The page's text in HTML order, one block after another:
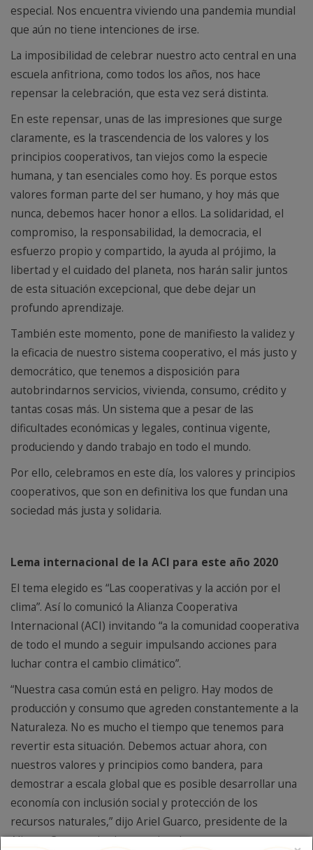
especial. Nos encuentra viviendo una pandemia mundial
que aún no tiene intenciones de irse.
La imposibilidad de celebrar nuestro acto central en una
escuela anfitriona, como todos los años, nos hace
repensar la celebración, que esta vez será distinta.
En este repensar, unas de las impresiones que surge
claramente, es la trascendencia de los valores y los
principios cooperativos, tan viejos como la especie
humana, y tan esenciales como hoy. Es porque estos
valores forman parte del ser humano, y hoy más que
nunca, debemos hacer honor a ellos. La solidaridad, el
compromiso, la responsabilidad, la democracia, el
esfuerzo propio y compartido, la ayuda al prójimo, la
libertad y el cuidado del planeta, nos harán salir juntos
de esta situación excepcional, que debe dejar un
profundo aprendizaje.
También este momento, pone de manifiesto la validez y
la eficacia de nuestro sistema cooperativo, el más justo y
democrático, que tenemos a disposición para
autobrindarnos servicios, vivienda, consumo, crédito y
tantas cosas más. Un sistema que a pesar de las
dificultades económicas y legales, continua vigente,
produciendo y dando trabajo en todo el mundo.
Por ello, celebramos en este día, los valores y principios
cooperativos, que son en definitiva los que fundan una
sociedad más justa y solidaria.
Lema internacional de la ACI para este año 2020
El tema elegido es “Las cooperativas y la acción por el
clima”. Así lo comunicó la Alianza Cooperativa
Internacional (ACI) invitando “a la comunidad cooperativa
de todo el mundo a seguir impulsando acciones para
luchar contra el cambio climático”.
“Nuestra casa común está en peligro. Hay modos de
producción y consumo que agreden constantemente a la
Naturaleza. No es mucho el tiempo que tenemos para
revertir esta situación. Debemos actuar ahora, con
nuestros valores y principios como bandera, para
demostrar a escala global que es posible desarrollar una
economía con inclusión social y protección de los
recursos naturales,” dijo Ariel Guarco, presidente de la
Alianza Cooperativa Internacional.